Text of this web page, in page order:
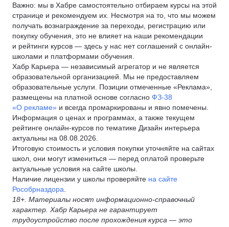
Важно: мы в Хабре самостоятельно отбираем курсы на этой
странице и рекомендуем их. Несмотря на то, что мы можем
получать вознаграждение за переходы, регистрацию или
покупку обучения, это не влияет на наши рекомендации
и рейтинги курсов — здесь у нас нет соглашений с онлайн-
школами и платформами обучения.
Хабр Карьера — независимый агрегатор и не является
образовательной организацией. Мы не предоставляем
образовательные услуги. Позиции отмеченные «Реклама»,
размещены на платной основе согласно ФЗ-38
«О рекламе» и всегда промаркированы и явно помечены.
Информация о ценах и программах, а также текущем
рейтинге онлайн-курсов по тематике Дизайн интерьера
актуальны на 08.08.2026.
Итоговую стоимость и условия покупки уточняйте на сайтах
школ, они могут измениться — перед оплатой проверьте
актуальные условия на сайте школы.
Наличие лицензии у школы проверяйте на сайте
Рособрназдора
18+. Материалы носят информационно-справочный
характер. Хабр Карьера не гарантирует
трудоустройство после прохождения курса — это